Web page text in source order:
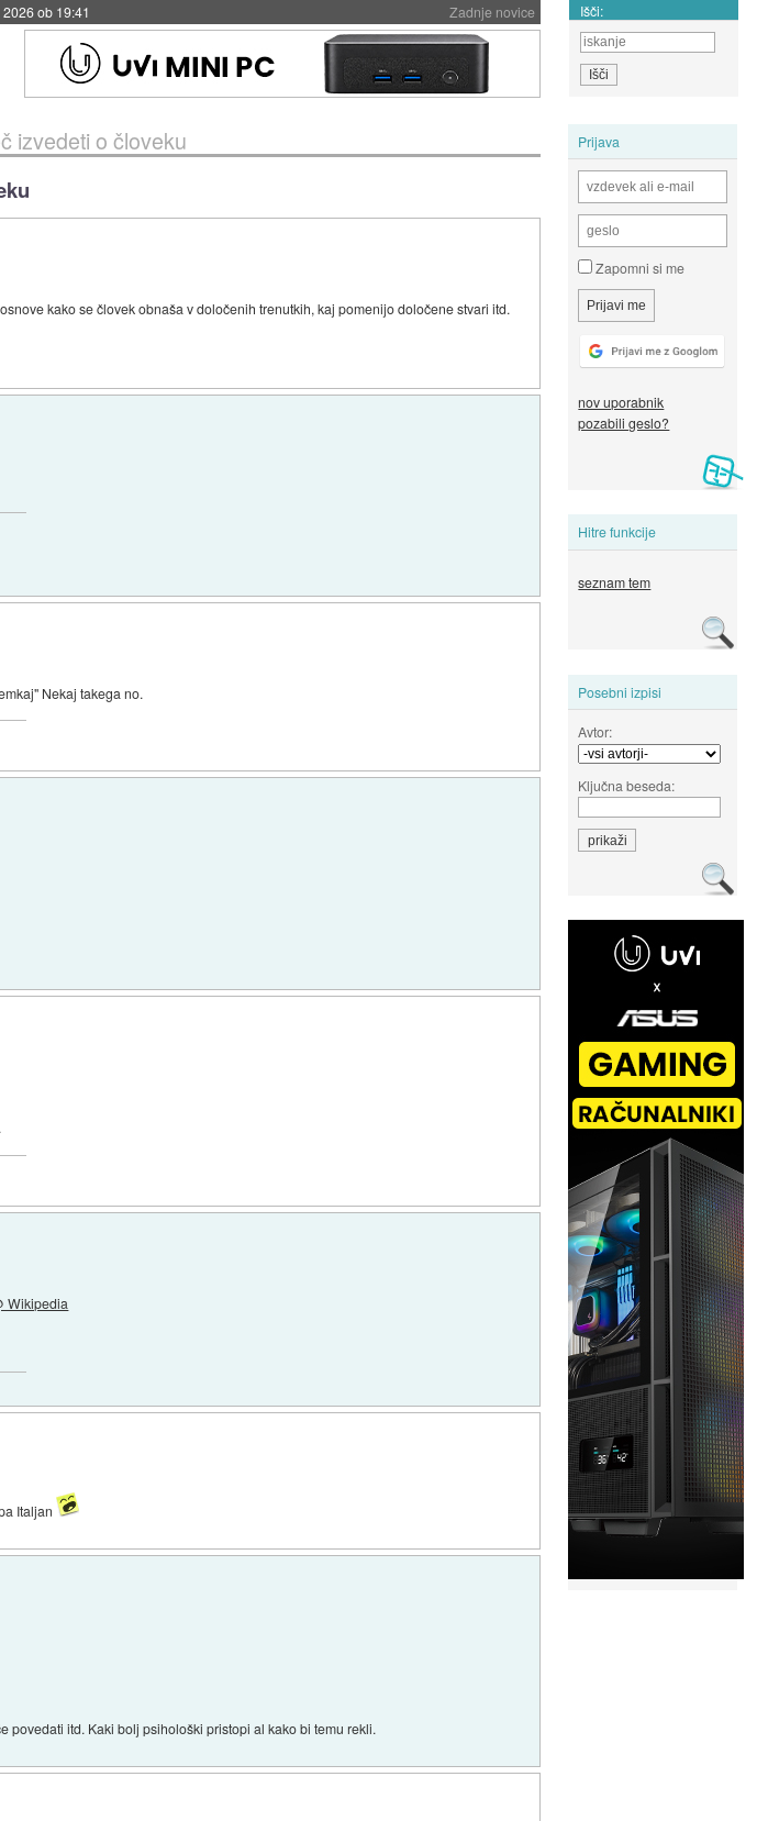
Zadnje novice
19:41 Išči:
Prijava
Zapomni si me
nov uporabnik
pozabili geslo?
Hitre funkcije
seznam tem
Posebni izpisi
Avtor:
Ključna beseda:
izvedeti o človeku
kako se človek obnaša v določenih trenutkih, kaj pomenijo določene stvari itd.
Nekaj takega no.
Wikipedia
Italjan
povedati itd. Kaki bolj psihološki pristopi al kako bi temu rekli.